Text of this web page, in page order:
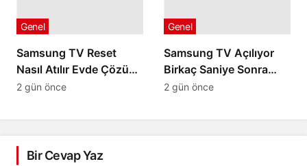
Samsung TV Reset
Nasıl Atılır Evde Çözüm
Yolları
Genel
2 gün önce
Samsung TV Açılıyor
Birkaç Saniye Sonra
Kapanıyorsa
Genel
2 gün önce
Bir Cevap Yaz